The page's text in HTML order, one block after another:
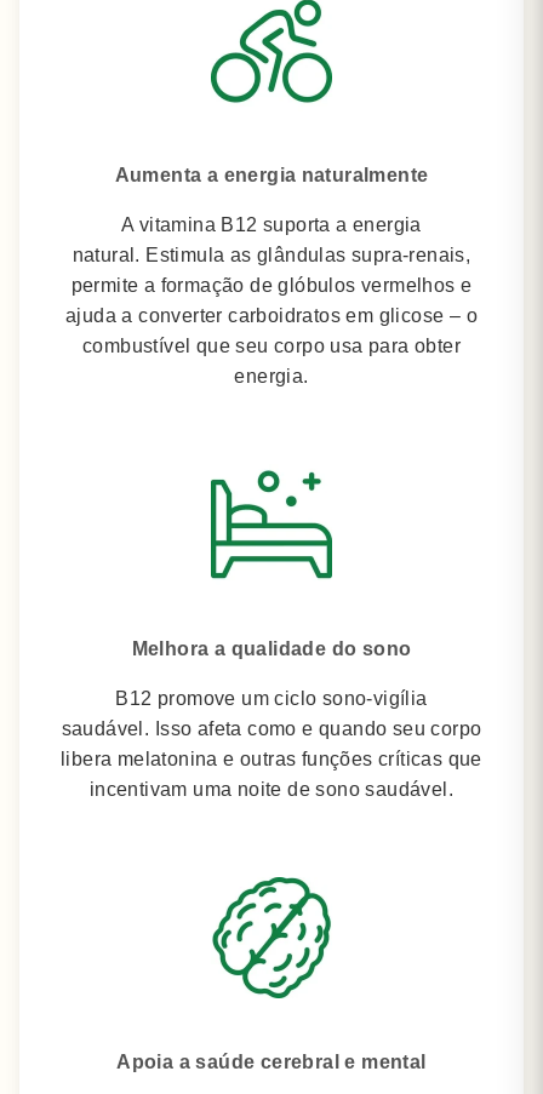
Aumenta a energia naturalmente
A vitamina B12 suporta a energia
natural. Estimula as glândulas supra-renais,
permite a formação de glóbulos vermelhos e
ajuda a converter carboidratos em glicose – o
combustível que seu corpo usa para obter
energia.
Melhora a qualidade do sono
B12 promove um ciclo sono-vigília
saudável. Isso afeta como e quando seu corpo
libera melatonina e outras funções críticas que
incentivam uma noite de sono saudável.
Apoia a saúde cerebral e mental